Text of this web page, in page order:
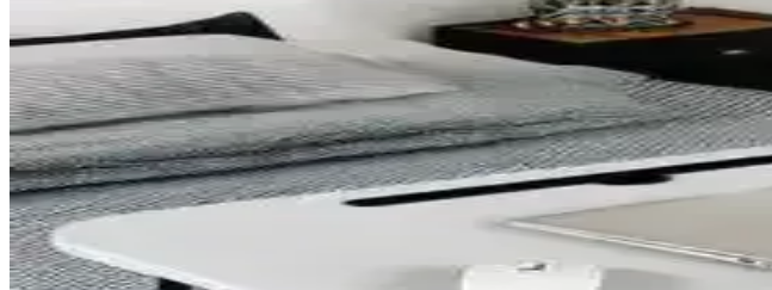
Açık plan ev tasarımı, geniş ve aydınlık yaşam alanları sunarken gürültü, mahremiyet ve koku
Kiraz Ağacı Ahşap Kurutma ve İşleme Süreci: Dayanıklılık ve Hazırlık
Kiraz ağacının ahşap işçiliğinde kurutma süreci, lif yönüne paralel bölme ve uçların kaplanması gibi
Hurda Malzemelerle Tasarlanmış Miter Testere İstasyonu ve Depolama
Hurda ve geri kazanılmış ahşap malzemelerle yapılan miter testere istasyonu, sürdürülebilirlik ve
Çatı Arası İzolasyon Değişimi ve Depolama Alanı Oluşturmanın Teknik ve